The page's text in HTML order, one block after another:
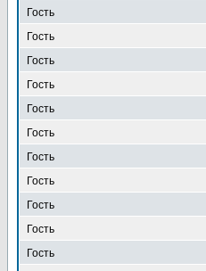
Гость
Гость
Гость
Гость
Гость
Гость
Гость
Гость
Гость
Гость
Гость